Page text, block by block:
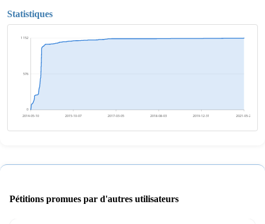
Statistiques
0
576
1 152
2014-05-10 2015-10-07 2017-03-05 2018-08-03 2019-12-31 2021-05-29
Pétitions promues par d'autres utilisateurs